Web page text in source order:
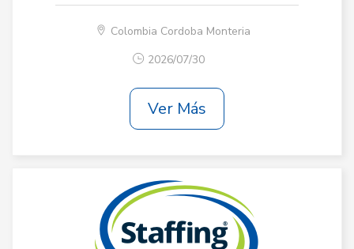
Colombia Cordoba Monteria
2026/07/30
Ver Más